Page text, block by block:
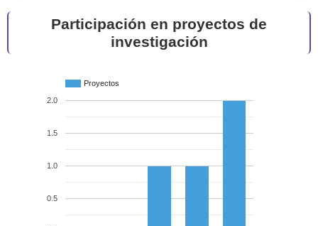
Participación en proyectos de
investigación
Proyectos
0.5
1.0
1.5
2.0